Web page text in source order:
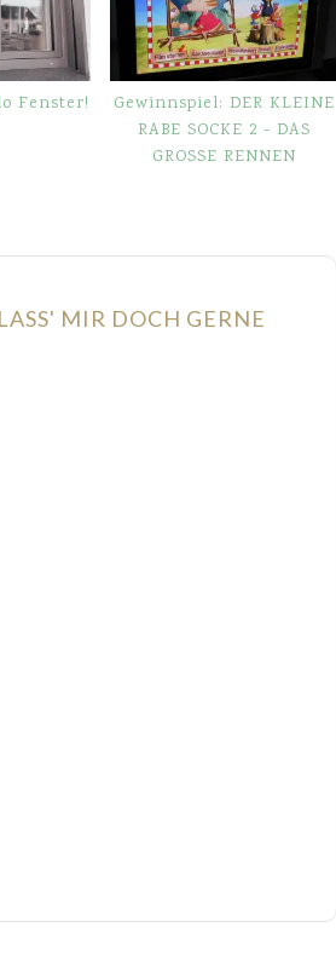
Fenster!
Gewinnspiel: DER KLEINE
RABE SOCKE 2 ­- DAS
GROSSE RENNEN
MIR DOCH GERNE